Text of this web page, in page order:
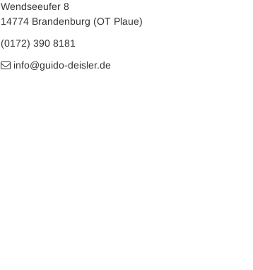
Wendseeufer 8
14774 Brandenburg (OT Plaue)
(0172) 390 8181
info@guido-deisler.de